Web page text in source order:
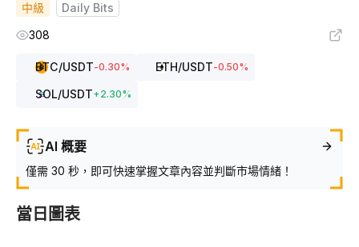
中級
Daily Bits
308
BTC/USDT-0.30% ETH/USDT-0.50%
SOL/USDT+2.30%
AI 概要
僅需 30 秒，即可快速掌握文章內容並判斷市場情緒！
當日圖表